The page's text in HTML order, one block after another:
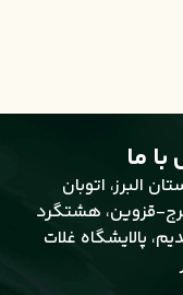
ما
البرز، اتوبان
قزوین، هشتگرد
پالایشگاه غلات